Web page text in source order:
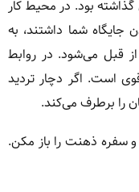
بود. در محیط کار
شما داشتند، به
قبل می‌شود. در روابط
است. اگر دچار تردید
را برطرف می‌کند.
سفره ذهنت را باز مکن.